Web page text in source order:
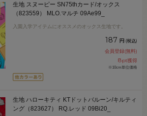
生地 スヌーピー SN75thカード/オックス
（823559） MLO.マルチ 09Ae99_
入園入学アイテムにオススメのオックス生地です。
187 円 (税込)
会員登録(無料)
8pt獲得
※10cm単位価格
生地 ハローキティ KTドットバルーン/キルティ
ング（823627） RQ.レッド 09Bi20_